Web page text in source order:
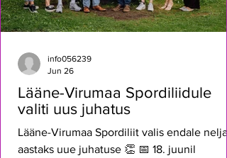
Lääne-Virumaa Spordiliidule
valiti uus juhatus
Lääne-Virumaa Spordiliit valis endale
aastaks uue juhatuse 👏 📅 18. juunil
info056239
Jun 26